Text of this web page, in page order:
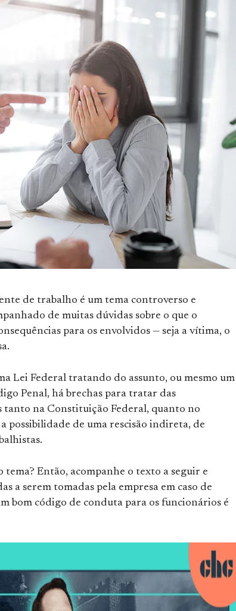
de trabalho é um tema controverso e
de muitas dúvidas sobre o que o
para os envolvidos — seja a vítima, o
Lei Federal tratando do assunto, ou mesmo um
Penal, há brechas para tratar das
tanto na Constituição Federal, quanto no
possibilidade de uma rescisão indireta, de
tema? Então, acompanhe o texto a seguir e
a serem tomadas pela empresa em caso de
bom código de conduta para os funcionários é